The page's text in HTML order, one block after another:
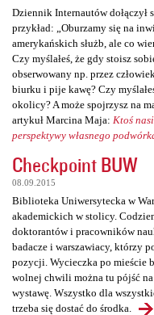
Dziennik Internautów dołączył
przykład: „Oburzamy się na
amerykańskich służb, ale co
Czy myślałeś, że gdy stoisz
obserwowany np. przez
biurku i pije kawę? Czy
okolicy? A może spojrzysz na
artykuł Marcina Maja: Ktoś
perspektywy własnego
Checkpoint BUW
08.09.2015
Biblioteka Uniwersytecka w
akademickich w stolicy.
doktorantów i pracowników
badacze i warszawiacy, którzy
pozycji. Wycieczka po mieście
wolnej chwili można tu pójść
wystawę. Wszystko dla
trzeba się dostać do środka.